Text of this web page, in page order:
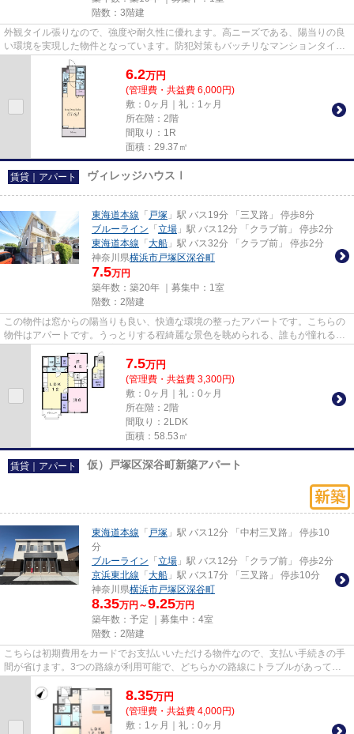
階数：3階建
外観タイル張りなので、強度や耐久性に優れます。高ニーズである、陽当りの良
い環境を実現した物件となっています。防犯対策もバッチリなマンションタイプ
の物件です。ATMに行かずとも...
6.2万円
(管理費・共益費 6,000円)
敷：0ヶ月｜礼：1ヶ月
所在階：2階
間取り：1R
面積：29.37㎡
賃貸｜アパート ヴィレッジハウスⅠ
東海道本線 「 戸塚 」駅 バス19分 「三叉路」 停歩8分
ブルーライン 「 立場 」駅 バス12分 「クラブ前」 停歩2分
東海道本線 「 大船 」駅 バス32分 「クラブ前」 停歩2分
神奈川県横浜市戸塚区深谷町
7.5万円
築年数：築20年 ｜募集中： 1室
階数：2階建
この物件は窓からの陽当りも良い、快適な環境の整ったアパートです。こちらの
物件はアパートです。うっとりする程綺麗な景色を眺められる、誰もが憧れるア
7.5万円
(管理費・共益費 3,300円)
敷：0ヶ月｜礼：0ヶ月
所在階：2階
間取り：2LDK
面積：58.53㎡
賃貸｜アパート 仮）戸塚区深谷町新築アパート
東海道本線 「 戸塚 」駅 バス12分 「中村三叉路」 停歩10
分
ブルーライン 「 立場 」駅 バス12分 「クラブ前」 停歩2分
京浜東北線 「 大船 」駅 バス17分 「三叉路」 停歩10分
神奈川県横浜市戸塚区深谷町
8.35万円～9.25万円
築年数：予定 ｜募集中： 4室
階数：2階建
こちらは初期費用をカードでお支払いいただける物件なので、支払い手続きの手
間が省けます。3つの路線が利用可能で、どちらかの路線にトラブルがあっても
8.35万円
(管理費・共益費 4,000円)
敷：1ヶ月｜礼：0ヶ月